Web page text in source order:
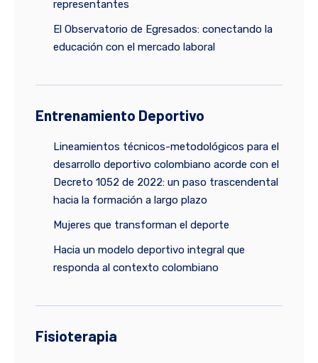
representantes
El Observatorio de Egresados: conectando la
educación con el mercado laboral
Entrenamiento Deportivo
Lineamientos técnicos-metodológicos para el
desarrollo deportivo colombiano acorde con el
Decreto 1052 de 2022: un paso trascendental
hacia la formación a largo plazo
Mujeres que transforman el deporte
Hacia un modelo deportivo integral que
responda al contexto colombiano
Fisioterapia